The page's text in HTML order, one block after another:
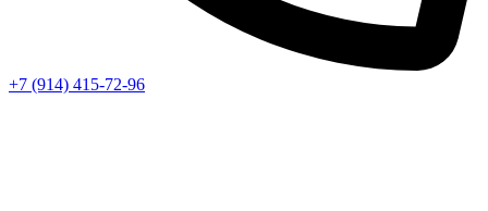
+7 (914) 415-72-96